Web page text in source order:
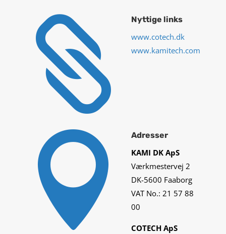
 Nyttige links
www.cotech.dk
www.kamitech.com
 Adresser
KAMI DK ApS
Værkmestervej 2
DK-5600 Faaborg
VAT No.: 21 57 88
00
COTECH ApS